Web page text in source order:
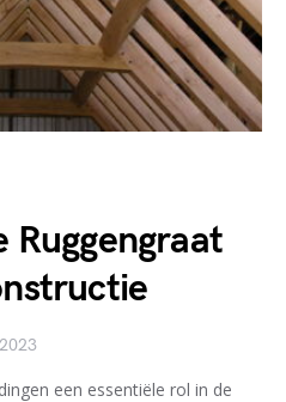
Ruggengraat
een essentiële rol in de